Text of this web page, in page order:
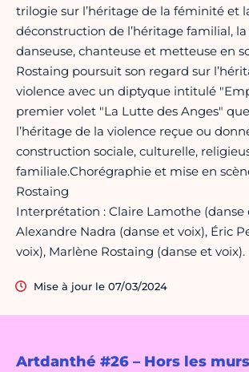
Artdanthé #26 – Hors les murs
trilogie sur l’héritage de la féminité et
déconstruction de l’héritage familial,
danseuse, chanteuse et metteuse en
Rostaing poursuit son regard sur
violence avec un diptyque intitulé
premier volet "La Lutte des Anges"
l’héritage de la violence reçue ou
construction sociale, culturelle,
familiale.Chorégraphie et mise en
Rostaing
Interprétation : Claire Lamothe (danse
Alexandre Nadra (danse et voix), Éric
voix), Marlène Rostaing (danse et voix).
Mise à jour le 07/03/2024